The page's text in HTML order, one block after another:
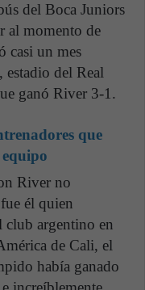
del Boca Juniors
al momento de
casi un mes
estadio del Real
ganó River 3-1.
que
River no
él quien
club argentino en
de Cali, el
había ganado